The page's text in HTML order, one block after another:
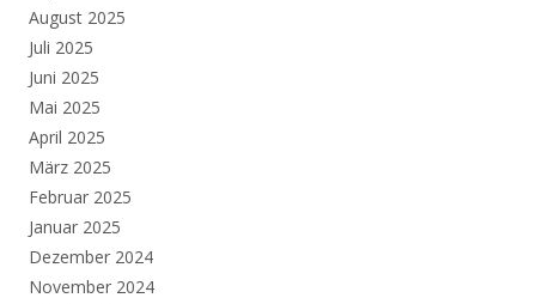
August 2025
Juli 2025
Juni 2025
Mai 2025
April 2025
März 2025
Februar 2025
Januar 2025
Dezember 2024
November 2024